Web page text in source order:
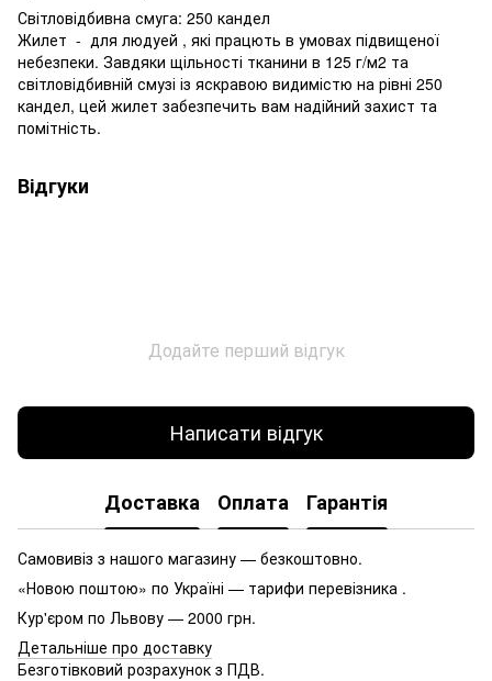
Світловідбивна смуга: 250 кандел
Жилет - для людуей , які працють в умовах підвищеної
небезпеки. Завдяки щільності тканини в 125 г/м2 та
світловідбивній смузі із яскравою видимістю на рівні 250
кандел, цей жилет забезпечить вам надійний захист та
помітність.
Відгуки
Додайте перший відгук
Написати відгук
Доставка Оплата Гарантія
Самовивіз з нашого магазину — безкоштовно.
«Новою поштою» по Україні — тарифи перевізника .
Кур'єром по Львову — 2000 грн.
Детальніше про доставку
Безготівковий розрахунок з ПДВ.